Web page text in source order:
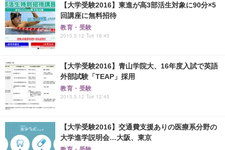
【大学受験2016】東進が高3部活生対象に90分×5
回講座に無料招待
教育・受験
2015.5.12 Tue 16:45
【大学受験2016】青山学院大、16年度入試で英語
外部試験「TEAP」採用
教育・受験
2015.5.12 Tue 12:45
【大学受験2016】交通費支援ありの医療系分野の
大学進学説明会…大阪、東京